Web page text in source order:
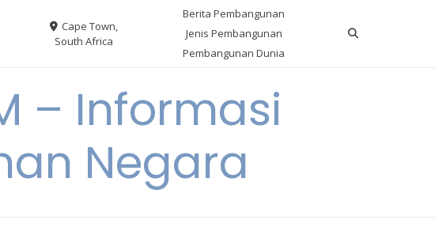
Cape Town,
South Africa
Berita Pembangunan
Jenis Pembangunan
Pembangunan Dunia
– Informasi
Negara